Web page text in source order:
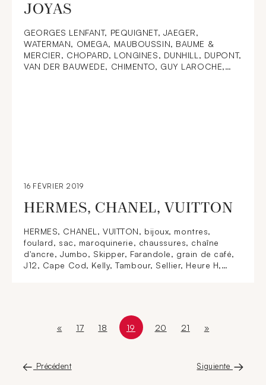
JOYAS
GEORGES LENFANT, PEQUIGNET, JAEGER,
WATERMAN, OMEGA, MAUBOUSSIN, BAUME &
MERCIER, CHOPARD, LONGINES, DUNHILL, DUPONT,
VAN DER BAUWEDE, CHIMENTO, GUY LAROCHE,
16 FÉVRIER 2019
HERMES, CHANEL, VUITTON
HERMES, CHANEL, VUITTON, bijoux, montres,
foulard, sac, maroquinerie, chaussures, chaîne
d'ancre, Jumbo, Skipper, Farandole, grain de café,
J12, Cape Cod, Kelly, Tambour, Sellier, Heure H,
classique, Montorgueil, cendrier, vase, Neverfull,
Cocoon, Néo Eole, Wallet-on-chain, Boy
Page 19 sur 25
Précédent
Première page
« Page
17 Page
18 Page courante
19 Page
20 Page
21 Dernière page
»
Siguiente